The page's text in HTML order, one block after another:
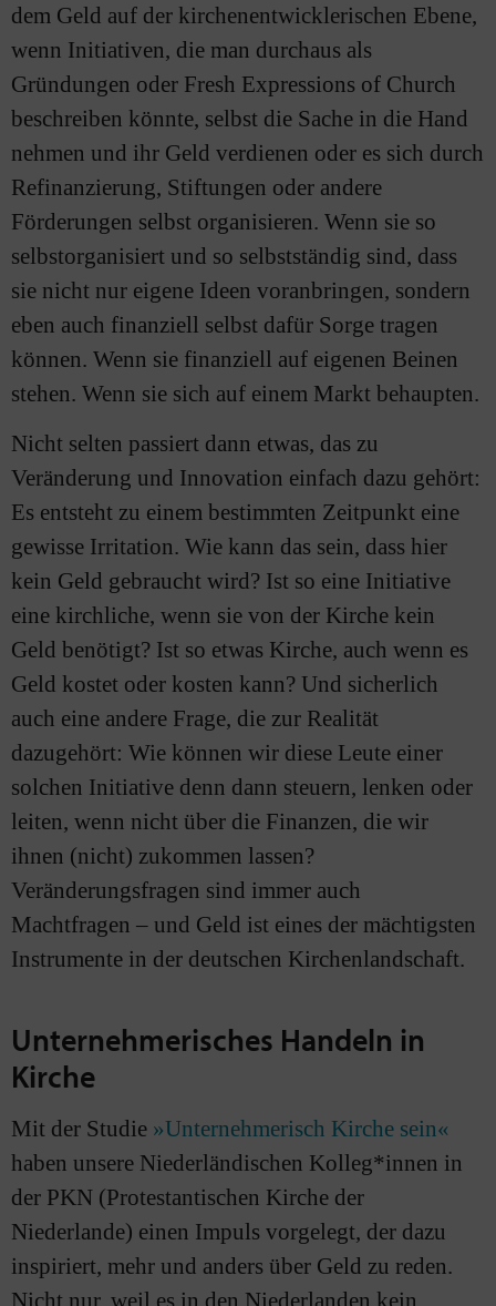
dem Geld auf der kirchenentwicklerischen Ebene,
wenn Initiativen, die man durchaus als
Gründungen oder Fresh Expressions of Church
beschreiben könnte, selbst die Sache in die Hand
nehmen und ihr Geld verdienen oder es sich durch
Refinanzierung, Stiftungen oder andere
Förderungen selbst organisieren. Wenn sie so
selbstorganisiert und so selbstständig sind, dass
sie nicht nur eigene Ideen voranbringen, sondern
eben auch finanziell selbst dafür Sorge tragen
können. Wenn sie finanziell auf eigenen Beinen
stehen. Wenn sie sich auf einem Markt behaupten.
Nicht selten passiert dann etwas, das zu
Veränderung und Innovation einfach dazu gehört:
Es entsteht zu einem bestimmten Zeitpunkt eine
gewisse Irritation. Wie kann das sein, dass hier
kein Geld gebraucht wird? Ist so eine Initiative
eine kirchliche, wenn sie von der Kirche kein
Geld benötigt? Ist so etwas Kirche, auch wenn es
Geld kostet oder kosten kann? Und sicherlich
auch eine andere Frage, die zur Realität
dazugehört: Wie können wir diese Leute einer
solchen Initiative denn dann steuern, lenken oder
leiten, wenn nicht über die Finanzen, die wir
ihnen (nicht) zukommen lassen?
Veränderungsfragen sind immer auch
Machtfragen – und Geld ist eines der mächtigsten
Instrumente in der deutschen Kirchenlandschaft.
Unternehmerisches Handeln in
Kirche
Mit der Studie »Unternehmerisch Kirche sein«
haben unsere Niederländischen Kolleg*innen in
der PKN (Protestantischen Kirche der
Niederlande) einen Impuls vorgelegt, der dazu
inspiriert, mehr und anders über Geld zu reden.
Nicht nur, weil es in den Niederlanden kein